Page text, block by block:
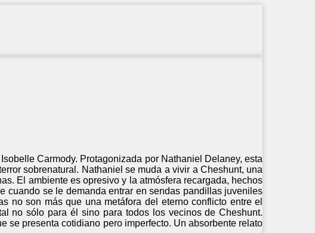
Carmody. Protagonizada por Nathaniel Delaney, esta
sobrenatural. Nathaniel se muda a vivir a Cheshunt, una
El ambiente es opresivo y la atmósfera recargada, hechos
cuando se le demanda entrar en sendas pandillas juveniles
no son más que una metáfora del eterno conflicto entre el
no sólo para él sino para todos los vecinos de Cheshunt.
se presenta cotidiano pero imperfecto. Un absorbente relato